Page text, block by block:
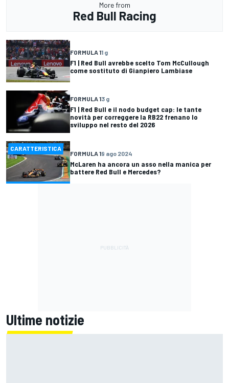
More from
Red Bull Racing
FORMULA 11 g
F1 | Red Bull avrebbe scelto Tom McCullough
come sostituto di Gianpiero Lambiase
FORMULA 13 g
F1 | Red Bull e il nodo budget cap: le tante
novità per correggere la RB22 frenano lo
sviluppo nel resto del 2026
CARATTERISTICA
FORMULA 19 ago 2024
McLaren ha ancora un asso nella manica per
battere Red Bull e Mercedes?
Ultime notizie